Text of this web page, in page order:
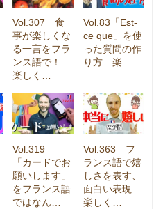
Vol.307 食
事が楽しくな
る一言をフラ
ンス語で！
楽しく…
Vol.83「Est-
ce que」を使
った質問の作
り方 楽…
Vol.319
「カードでお
願いします」
をフランス語
ではなん…
Vol.363 フ
ランス語で嬉
しさを表す、
面白い表現
楽しく…